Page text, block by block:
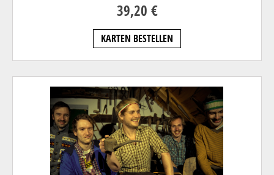
39,20 €
KARTEN BESTELLEN